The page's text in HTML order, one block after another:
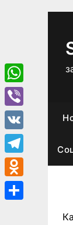
WhatsApp
Viber
VK
Telegram
Odnoklassniki